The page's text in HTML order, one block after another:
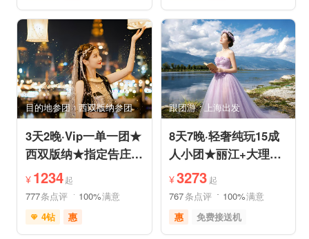
免费接送机
免费WIFI
家庭游
情侣游
世界遗产
休闲度假
自然山水
自由活动
美食享受
目的地参团 西双版纳参团
3天2晚·Vip一单一团★
西双版纳★指定告庄内
泳池酒店或温德姆国际
连锁
¥ 1234起
777条点评 100%满意
4钻
惠
充足自由时间
免费接送机
管家服务
品质游
休闲游
家庭游
摄影之旅
休闲度假
自然山水
美食享受
世界遗产
亲子休闲
动植物园
小众风光
森林公园
美景探索
跟团游 上海出发
8天7晚·轻奢纯玩15成
人小团★丽江+大理
+香格里拉/泸沽湖★直
飞丽江
¥3273 起
767条点评 100%满意
惠
免费接送机
家庭游
祈福之旅